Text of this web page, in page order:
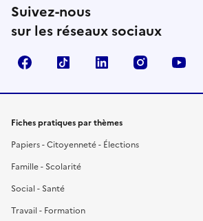
Suivez-nous
sur les réseaux sociaux
FacebookTikTok LinkedIn Instagram
Fiches pratiques par thèmes
Papiers - Citoyenneté - Élections
Famille - Scolarité
Social - Santé
Travail - Formation